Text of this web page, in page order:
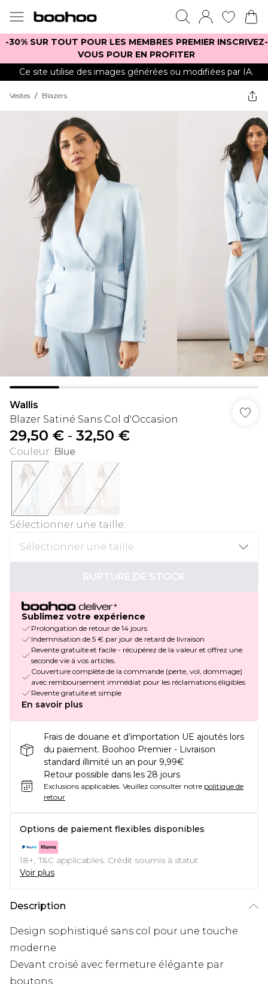
-30% SUR TOUT POUR LES MEMBRES PREMIER INSCRIVEZ-
VOUS POUR EN PROFITER
Ce site utilise des images générées ou modifiées par IA.
Vestes / Blazers
Wallis
Blazer Satiné Sans Col d'Occasion
29,50 € - 32,50 €
Couleur: Blue
Sélectionner une taille:
RUPTURE DE STOCK
Sublimez votre expérience
Prolongation de retour de 14 jours
Indemnisation de 5 € par jour de retard de livraison
Revente gratuite et facile - récupérez de la valeur et offrez une
seconde vie à vos articles.
Couverture complète de la commande (perte, vol, dommage)
avec remboursement immédiat pour les réclamations éligibles
Revente gratuite et simple
En savoir plus
Frais de douane et d’importation UE ajoutés lors
du paiement. Boohoo Premier - Livraison
standard illimité un an pour 9,99€
Retour possible dans les 28 jours
Exclusions applicables. Veuillez consulter notre politique de
retour
Options de paiement flexibles disponibles
18+, T&C applicables. Crédit soumis à statut
Voir plus
Description
Design sophistiqué sans col pour une touche
moderne
Devant croisé avec fermeture élégante par
boutons